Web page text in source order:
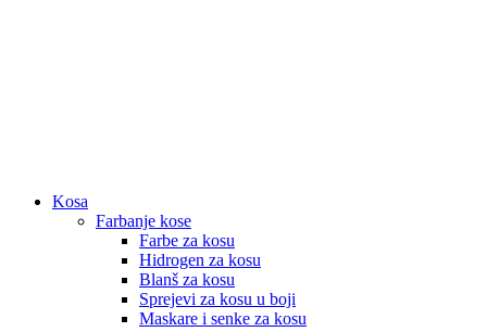
Kosa
Farbanje kose
Farbe za kosu
Hidrogen za kosu
Blanš za kosu
Sprejevi za kosu u boji
Maskare i senke za kosu